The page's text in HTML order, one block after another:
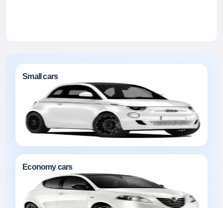
Small cars
Economy cars